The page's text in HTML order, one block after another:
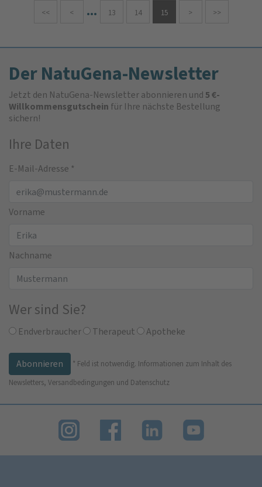
<< < ... 13 14 15 > >>
Der NatuGena-Newsletter
Jetzt den NatuGena-Newsletter abonnieren und5 €-
Willkommensgutschein für Ihre nächste Bestellung
sichern!
Ihre Daten
E-Mail-Adresse *
Vorname
Nachname
Wer sind Sie?
Endverbraucher Therapeut Apotheke
* Feld ist notwendig. Informationen zum Inhalt des
Newsletters, Versandbedingungen und Datenschutz